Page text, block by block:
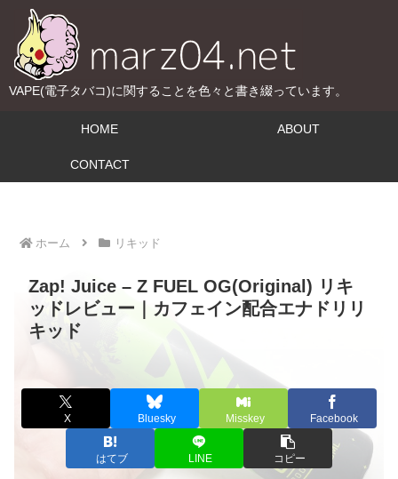
VAPE(電子タバコ)に関することを色々と書き綴っています。
HOME ABOUT
CONTACT
ホーム リキッド
Zap! Juice – Z FUEL OG(Original) リキ
ッドレビュー｜カフェイン配合エナドリリ
キッド
X Bluesky Misskey Facebook
はてブ LINE コピー